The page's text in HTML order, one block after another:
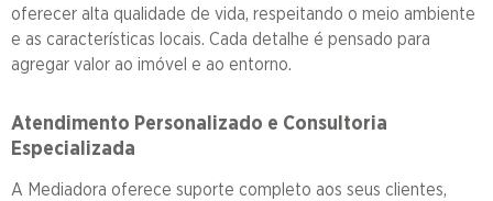
oferecer alta qualidade de vida, respeitando o meio ambiente
e as características locais. Cada detalhe é pensado para
agregar valor ao imóvel e ao entorno.
Atendimento Personalizado e Consultoria
Especializada
A Mediadora oferece suporte completo aos seus clientes,